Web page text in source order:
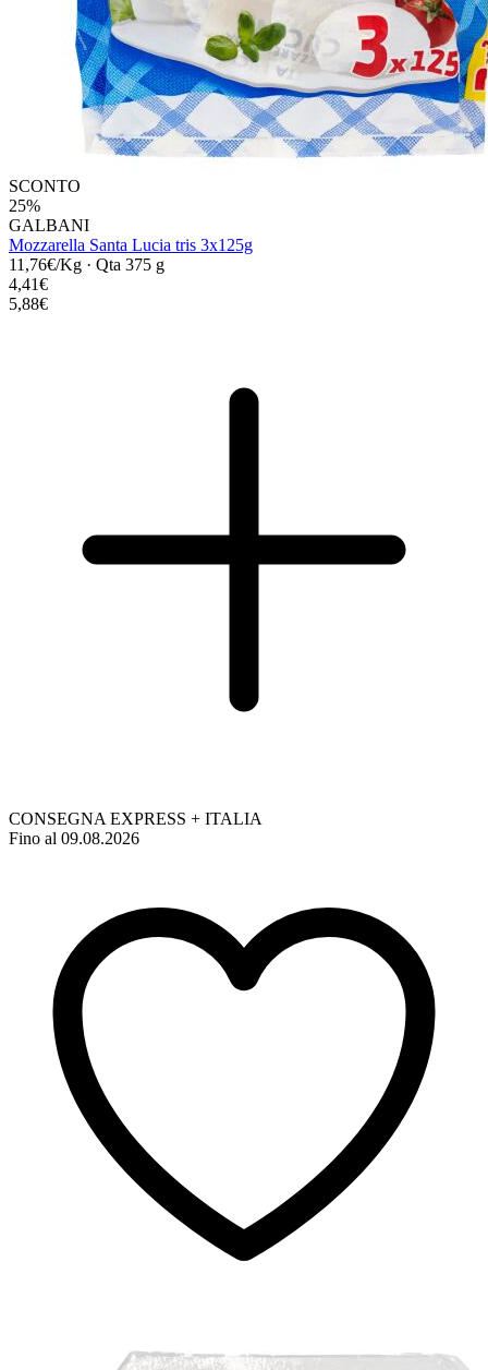
SCONTO
25%
GALBANI
Mozzarella Santa Lucia tris 3x125g
11,76€/Kg · Qta 375 g
4,41€
5,88€
CONSEGNA EXPRESS + ITALIA
Fino al 09.08.2026